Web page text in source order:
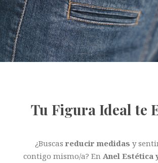
Tu Figura Ideal te
¿Buscasreducir medidas y
contigo mismo/a? En Anel Estética